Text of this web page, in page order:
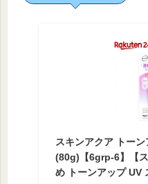
スキンアクア トー
(80g)【6grp-6】【
め トーンアップ UV